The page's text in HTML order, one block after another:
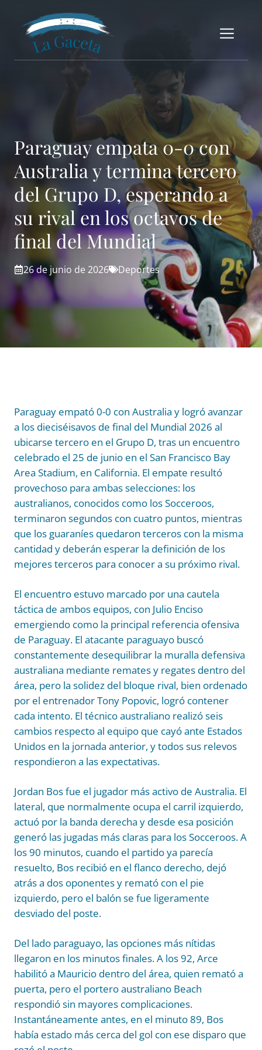
contenido
Paraguay empata 0-0 con
Australia y termina tercero
del Grupo D, esperando a
su rival en los octavos de
final del Mundial
26 de junio de 2026 Deportes
Paraguay empató 0-0 con Australia y logró avanzar
a los dieciséisavos de final del Mundial 2026 al
ubicarse tercero en el Grupo D, tras un encuentro
celebrado el 25 de junio en el San Francisco Bay
Area Stadium, en California. El empate resultó
provechoso para ambas selecciones: los
australianos, conocidos como los Socceroos,
terminaron segundos con cuatro puntos, mientras
que los guaraníes quedaron terceros con la misma
cantidad y deberán esperar la definición de los
mejores terceros para conocer a su próximo rival.
El encuentro estuvo marcado por una cautela
táctica de ambos equipos, con Julio Enciso
emergiendo como la principal referencia ofensiva
de Paraguay. El atacante paraguayo buscó
constantemente desequilibrar la muralla defensiva
australiana mediante remates y regates dentro del
área, pero la solidez del bloque rival, bien ordenado
por el entrenador Tony Popovic, logró contener
cada intento. El técnico australiano realizó seis
cambios respecto al equipo que cayó ante Estados
Unidos en la jornada anterior, y todos sus relevos
respondieron a las expectativas.
Jordan Bos fue el jugador más activo de Australia. El
lateral, que normalmente ocupa el carril izquierdo,
actuó por la banda derecha y desde esa posición
generó las jugadas más claras para los Socceroos. A
los 90 minutos, cuando el partido ya parecía
resuelto, Bos recibió en el flanco derecho, dejó
atrás a dos oponentes y remató con el pie
izquierdo, pero el balón se fue ligeramente
desviado del poste.
Del lado paraguayo, las opciones más nítidas
llegaron en los minutos finales. A los 92, Arce
habilitó a Mauricio dentro del área, quien remató a
puerta, pero el portero australiano Beach
respondió sin mayores complicaciones.
Instantáneamente antes, en el minuto 89, Bos
había estado más cerca del gol con ese disparo que